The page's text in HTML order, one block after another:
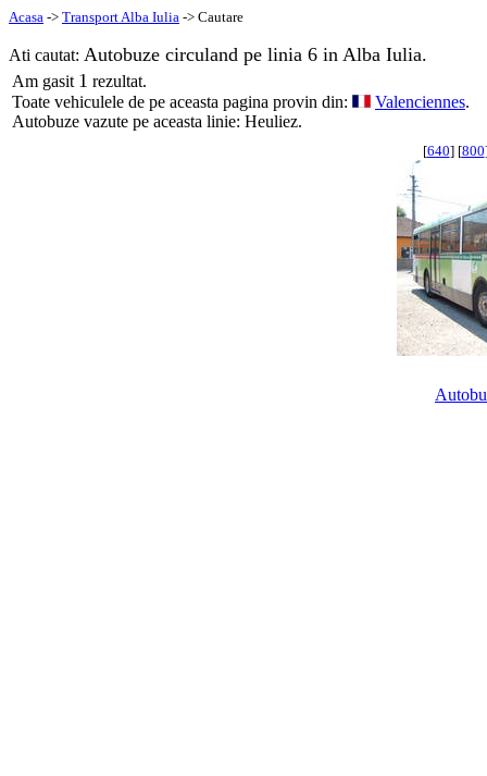
Acasa -> Transport Alba Iulia -> Cautare
Ati cautat: Autobuze circuland pe linia 6 in Alba Iulia.
Am gasit 1 rezultat.
Toate vehiculele de pe aceasta pagina provin din:
Valenciennes.
Autobuze vazute pe aceasta linie: Heuliez.
[640] [800